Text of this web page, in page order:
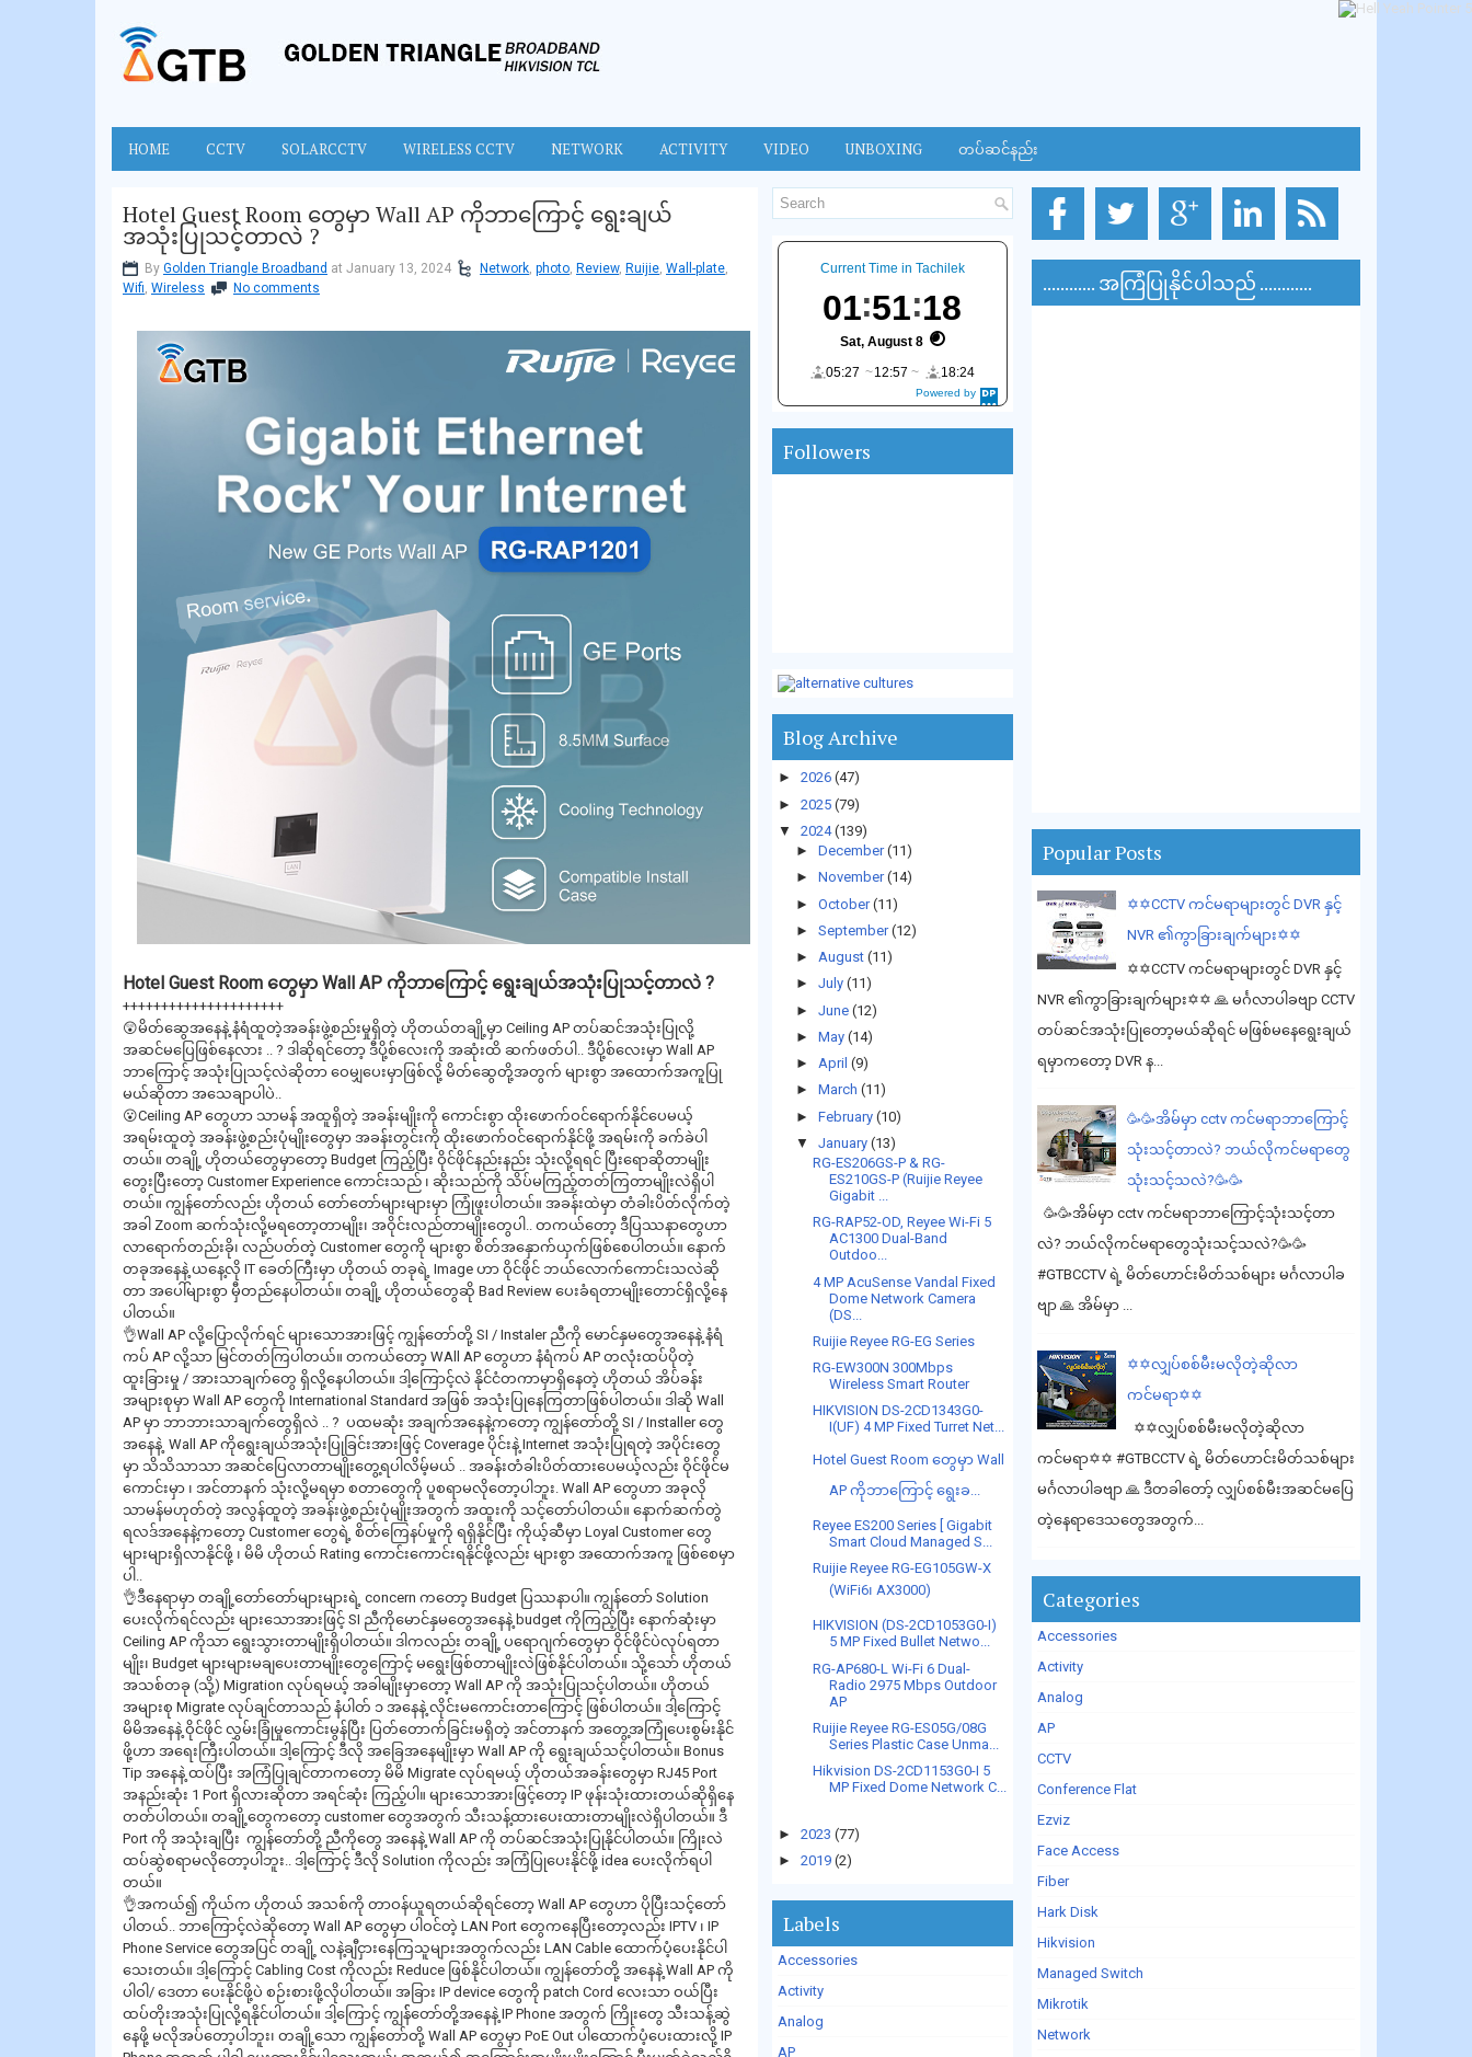
HOME CCTV SOLARCCTV WIRELESS CCTV NETWORK ACTIVITY VIDEO UNBOXING တပ်ဆင်နည်း
Hotel Guest Room တွေမှာ Wall AP ကိုဘာကြောင့် ရွေးချယ်
အသုံးပြုသင့်တာလဲ ?
By Golden Triangle Broadband at January 13, 2024 Network, photo, Review, Ruijie, Wall-plate,
Wifi, Wireless No comments
Hotel Guest Room တွေမှာ Wall AP ကိုဘာကြောင့် ရွေးချယ်အသုံးပြုသင့်တာလဲ ?
+++++++++++++++++++++
😲မိတ်ဆွေအနေနဲ့ နံရံထူတဲ့အခန်းဖွဲ့စည်းမှုရှိတဲ့ ဟိုတယ်တချို့မှာ Ceiling AP တပ်ဆင်အသုံးပြုလို့
အဆင်မပြေဖြစ်နေလား .. ? ဒါဆိုရင်တော့ ဒီပို့စ်လေးကို အဆုံးထိ ဆက်ဖတ်ပါ.. ဒီပို့စ်လေးမှာ Wall AP
ဘာကြောင့် အသုံးပြုသင့်လဲဆိုတာ ဝေမျှပေးမှာဖြစ်လို့ မိတ်ဆွေတို့အတွက် များစွာ အထောက်အကူပြု
မယ်ဆိုတာ အသေချာပါပဲ..
😮Ceiling AP တွေဟာ သာမန် အထူရှိတဲ့ အခန်းမျိုးကို ကောင်းစွာ ထိုးဖောက်ဝင်ရောက်နိုင်ပေမယ့်
အရမ်းထူတဲ့ အခန်းဖွဲ့စည်းပုံမျိုးတွေမှာ အခန်းတွင်းကို ထိုးဖောက်ဝင်ရောက်နိုင်ဖို့ အရမ်းကို ခက်ခဲပါ
တယ်။ တချို့ ဟိုတယ်တွေမှာတော့ Budget ကြည့်ပြီး ဝိုင်ဖိုင်နည်းနည်း သုံးလို့ရရင် ပြီးရောဆိုတာမျိုး
တွေးပြီးတော့ Customer Experience ကောင်းသည် ၊ ဆိုးသည်ကို သိပ်မကြည့်တတ်ကြတာမျိုးလဲရှိပါ
တယ်။ ကျွန်တော်လည်း ဟိုတယ် တော်တော်များများမှာ ကြုံဖူးပါတယ်။ အခန်းထဲမှာ တံခါးပိတ်လိုက်တဲ့
အခါ Zoom ဆက်သုံးလို့မရတော့တာမျိုး၊ အဝိုင်းလည်တာမျိုးတွေပါ.. တကယ်တော့ ဒီပြဿနာတွေဟာ
လာရောက်တည်းခို၊ လည်ပတ်တဲ့ Customer တွေကို များစွာ စိတ်အနှောက်ယှက်ဖြစ်စေပါတယ်။ နောက်
တခုအနေနဲ့ ယနေ့လို IT ခေတ်ကြီးမှာ ဟိုတယ် တခုရဲ့ Image ဟာ ဝိုင်ဖိုင် ဘယ်လောက်ကောင်းသလဲဆို
တာ အပေါ်များစွာ မှီတည်နေပါတယ်။ တချို့ ဟိုတယ်တွေဆို Bad Review ပေးခံရတာမျိုးတောင်ရှိလို့နေ
ပါတယ်။
👌Wall AP လို့ပြောလိုက်ရင် များသောအားဖြင့် ကျွန်တော်တို့ SI / Instaler ညီကို မောင်နှမတွေအနေနဲ့ နံရံ
ကပ် AP လို့သာ မြင်တတ်ကြပါတယ်။ တကယ်တော့ WAll AP တွေဟာ နံရံကပ် AP တလုံးထပ်ပိုတဲ့
ထူးခြားမှု / အားသာချက်တွေ ရှိလို့နေပါတယ်။ ဒါ့ကြောင့်လဲ နိုင်ငံတကာမှာရှိနေတဲ့ ဟိုတယ် အိပ်ခန်း
အများစုမှာ Wall AP တွေကို International Standard အဖြစ် အသုံးပြုနေကြတာဖြစ်ပါတယ်။ ဒါဆို Wall
AP မှာ ဘာဘားသာချက်တွေရှိလဲ .. ? ပထမဆုံး အချက်အနေနဲ့ကတော့ ကျွန်တော်တို့ SI / Installer တွေ
အနေနဲ့ Wall AP ကိုရွေးချယ်အသုံးပြုခြင်းအားဖြင့် Coverage ပိုင်းနဲ့ Internet အသုံးပြုရတဲ့ အပိုင်းတွေ
မှာ သိသိသာသာ အဆင်ပြေလာတာမျိုးတွေ့ရပါလိမ့်မယ် .. အခန်းတံခါးပိတ်ထားပေမယ့်လည်း ဝိုင်ဖိုင်မ
ကောင်းမှာ ၊ အင်တာနက် သုံးလို့မရမှာ စတာတွေကို ပူစရာမလိုတော့ပါဘူး. Wall AP တွေဟာ အခုလို
သာမန်မဟုတ်တဲ့ အလွန်ထူတဲ့ အခန်းဖွဲ့စည်းပုံမျိုးအတွက် အထူးကို သင့်တော်ပါတယ်။ နောက်ဆက်တွဲ
ရလဒ်အနေနဲ့ကတော့ Customer တွေရဲ့ စိတ်ကြေနပ်မှုကို ရရှိနိုင်ပြီး ကိုယ့်ဆီမှာ Loyal Customer တွေ
များများရှိလာနိုင်ဖို့ ၊ မိမိ ဟိုတယ် Rating ကောင်းကောင်းရနိုင်ဖို့လည်း များစွာ အထောက်အကူ ဖြစ်စေမှာ
ပါ..
👌ဒီနေရာမှာ တချို့တော်တော်များများရဲ့ concern ကတော့ Budget ပြဿနာပါ။ ကျွန်တော် Solution
ပေးလိုက်ရင်လည်း များသောအားဖြင့် SI ညီကိုမောင်နှမတွေအနေနဲ့ budget ကိုကြည့်ပြီး နောက်ဆုံးမှာ
Ceiling AP ကိုသာ ရွေးသွားတာမျိုးရှိပါတယ်။ ဒါကလည်း တချို့ ပရောဂျက်တွေမှာ ဝိုင်ဖိုင်ပဲလုပ်ရတာ
မျိုး၊ Budget များများမချပေးတာမျိုးတွေကြောင့် မရွေးဖြစ်တာမျိုးလဲဖြစ်နိုင်ပါတယ်။ သို့သော် ဟိုတယ်
အသစ်တခု (သို့) Migration လုပ်ရမယ့် အခါမျိုးမှာတော့ Wall AP ကို အသုံးပြုသင့်ပါတယ်။ ဟိုတယ်
အများစု Migrate လုပ်ချင်တာသည် နံပါတ် ၁ အနေနဲ့ လိုင်းမကောင်းတာကြောင့် ဖြစ်ပါတယ်။ ဒါ့ကြောင့်
မိမိအနေနဲ့ ဝိုင်ဖိုင် လွှမ်းခြုံမှုကောင်းမွန်ပြီး ပြတ်တောက်ခြင်းမရှိတဲ့ အင်တာနက် အတွေ့အကြုံပေးစွမ်းနိုင်
ဖို့ဟာ အရေးကြီးပါတယ်။ ဒါ့ကြောင့် ဒီလို အခြေအနေမျိုးမှာ Wall AP ကို ရွေးချယ်သင့်ပါတယ်။ Bonus
Tip အနေနဲ့ ထပ်ပြီး အကြံပြုချင်တာကတော့ မိမိ Migrate လုပ်ရမယ့် ဟိုတယ်အခန်းတွေမှာ RJ45 Port
အနည်းဆုံး 1 Port ရှိလားဆိုတာ အရင်ဆုံး ကြည့်ပါ။ များသောအားဖြင့်တော့ IP ဖုန်းသုံးထားတယ်ဆိုရှိနေ
တတ်ပါတယ်။ တချို့တွေကတော့ customer တွေအတွက် သီးသန့်ထားပေးထားတာမျိုးလဲရှိပါတယ်။ ဒီ
Port ကို အသုံးချပြီး ကျွန်တော်တို့ ညီကိုတွေ အနေနဲ့ Wall AP ကို တပ်ဆင်အသုံးပြုနိုင်ပါတယ်။ ကြိုးလဲ
ထပ်ဆွဲစရာမလိုတော့ပါဘူး.. ဒါ့ကြောင့် ဒီလို Solution ကိုလည်း အကြံပြုပေးနိုင်ဖို့ idea ပေးလိုက်ရပါ
တယ်။
👌အကယ်၍ ကိုယ်က ဟိုတယ် အသစ်ကို တာဝန်ယူရတယ်ဆိုရင်တော့ Wall AP တွေဟာ ပိုပြီးသင့်တော်
ပါတယ်.. ဘာကြောင့်လဲဆိုတော့ Wall AP တွေမှာ ပါဝင်တဲ့ LAN Port တွေကနေပြီးတော့လည်း IPTV ၊ IP
Phone Service တွေအပြင် တချို့ လနဲ့ချီငှားနေကြသူများအတွက်လည်း LAN Cable ထောက်ပံ့ပေးနိုင်ပါ
သေးတယ်။ ဒါ့ကြောင့် Cabling Cost ကိုလည်း Reduce ဖြစ်နိုင်ပါတယ်။ ကျွန်တော်တို့ အနေနဲ့ Wall AP ကို
ပါဝါ/ ဒေတာ ပေးနိုင်ဖို့ပဲ စဉ်းစားဖို့လိုပါတယ်။ အခြား IP device တွေကို patch Cord လေးသာ ဝယ်ပြီး
ထပ်တိုးအသုံးပြုလို့ရနိုင်ပါတယ်။ ဒါ့ကြောင့် ကျွန််တော်တို့အနေနဲ့ IP Phone အတွက် ကြိုးတွေ သီးသန့်ဆွဲ
နေဖို့ မလိုအပ်တော့ပါဘူး၊ တချို့သော ကျွန်တော်တို့ Wall AP တွေမှာ PoE Out ပါထောက်ပံ့ပေးထားလို့ IP
Powered by
DaysPedia.c
Current Time in Tachilek
01 51 18
Sat, August 8
05:27
12:57 18:24
Followers
Blog Archive
► 2026 (47)
► 2025 (79)
▼
2024 (139)
► December (11)
► November (14)
► October (11)
► September (12)
► August (11)
► July (11)
► June (12)
► May (14)
► April (9)
► March (11)
► February (10)
▼
January (13)
RG-ES206GS-P & RG-
ES210GS-P (Ruijie Reyee
Gigabit ...
RG-RAP52-OD, Reyee Wi-Fi 5
AC1300 Dual-Band
Outdoo...
4 MP AcuSense Vandal Fixed
Dome Network Camera
(DS...
Ruijie Reyee RG-EG Series
RG-EW300N 300Mbps
Wireless Smart Router
HIKVISION DS-2CD1343G0-
I(UF) 4 MP Fixed Turret Net...
Hotel Guest Room တွေမှာ Wall
AP ကိုဘာကြောင့် ရွေးခ...
Reyee ES200 Series [ Gigabit
Smart Cloud Managed S...
Ruijie Reyee RG-EG105GW-X
(WiFi6၊ AX3000)
HIKVISION (DS-2CD1053G0-I)
5 MP Fixed Bullet Netwo...
RG-AP680-L Wi-Fi 6 Dual-
Radio 2975 Mbps Outdoor
AP
Ruijie Reyee RG-ES05G/08G
Series Plastic Case Unma...
Hikvision DS-2CD1153G0-I 5
MP Fixed Dome Network C...
► 2023 (77)
► 2019 (2)
Labels
Accessories
Activity
Analog
AP
............ အကြံပြုနိုင်ပါသည် ............
Popular Posts
✡️✡️CCTV ကင်မရာများတွင် DVR နှင့်
NVR ၏ကွာခြားချက်များ✡️✡️
✡️✡️CCTV ကင်မရာများတွင် DVR နှင့်
NVR ၏ကွာခြားချက်များ✡️✡️ 🙏 မင်္ဂလာပါခဗျာ CCTV
တပ်ဆင်အသုံးပြုတော့မယ်ဆိုရင် မဖြစ်မနေရွေးချယ်
ရမှာကတော့ DVR န...
🥳🥳အိမ်မှာ cctv ကင်မရာဘာကြောင့်
သုံးသင့်တာလဲ? ဘယ်လိုကင်မရာတွေ
သုံးသင့်သလဲ?🥳🥳
🥳🥳အိမ်မှာ cctv ကင်မရာဘာကြောင့်သုံးသင့်တာ
လဲ? ဘယ်လိုကင်မရာတွေသုံးသင့်သလဲ?🥳🥳
#GTBCCTV ရဲ့ မိတ်ဟောင်းမိတ်သစ်များ မင်္ဂလာပါခ
ဗျာ 🙏 အိမ်မှာ ...
✡️✡️လျှပ်စစ်မီးမလိုတဲ့ဆိုလာ
ကင်မရာ✡️✡️
✡️✡️လျှပ်စစ်မီးမလိုတဲ့ဆိုလာ
ကင်မရာ✡️✡️ #GTBCCTV ရဲ့ မိတ်ဟောင်းမိတ်သစ်များ
မင်္ဂလာပါခဗျာ 🙏 ဒီတခါတော့် လျှပ်စစ်မီးအဆင်မပြေ
တဲ့နေရာဒေသတွေအတွက်...
Categories
Accessories
Activity
Analog
AP
CCTV
Conference Flat
Ezviz
Face Access
Fiber
Hark Disk
Hikvision
Managed Switch
Mikrotik
Network